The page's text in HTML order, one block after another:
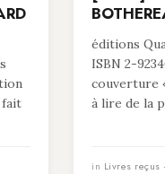
fait
éditions
ISBN 2-
couverture
à lire de la
in Livres reçus